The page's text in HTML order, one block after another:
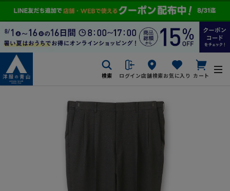
検索 ログイン店舗検索お気に入り カート